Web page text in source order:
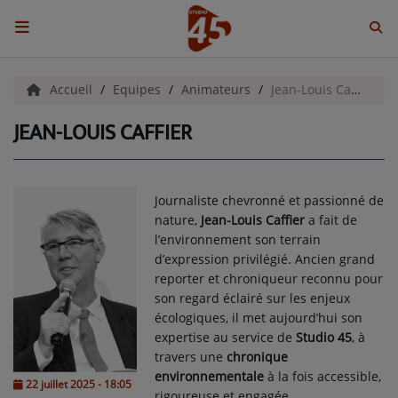
ACCUEIL
Emissions
GIEN, SA FABULEUSE HISTOIRE
GRAFFITI CINÉMA
LES ASSOCIÉS DU JOUR
LA CHRONIQUE ENVIRONNEMENTALE
LA CHRONIQUE MUSICALE
Accueil Equipes Animateurs Jean-Louis Caffier
JEAN-LOUIS CAFFIER
22 juillet 2025 - 18:05
Journaliste chevronné et passionné de
nature, Jean-Louis Caffier a fait de
l’environnement son terrain
d’expression privilégié. Ancien grand
reporter et chroniqueur reconnu pour
son regard éclairé sur les enjeux
écologiques, il met aujourd’hui son
expertise au service deStudio 45, à
travers une chronique
environnementale à la fois accessible,